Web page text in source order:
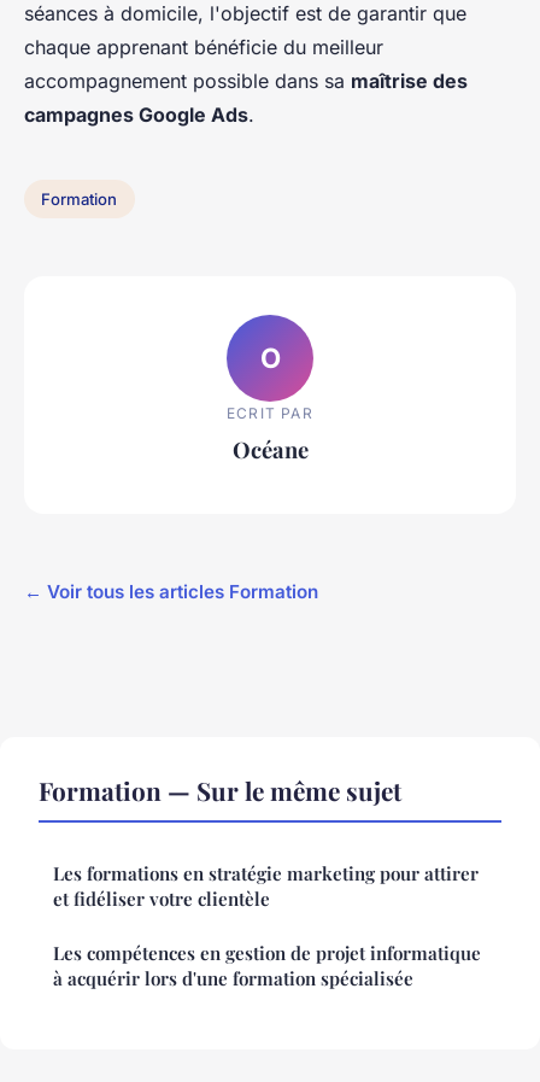
séances à domicile, l'objectif est de garantir que
chaque apprenant bénéficie du meilleur
accompagnement possible dans sa maîtrise des
campagnes Google Ads.
Formation
O
ECRIT PAR
Océane
← Voir tous les articles Formation
Formation — Sur le même sujet
Les formations en stratégie marketing pour attirer
et fidéliser votre clientèle
Les compétences en gestion de projet informatique
à acquérir lors d'une formation spécialisée